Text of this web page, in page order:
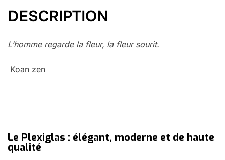
DESCRIPTION
L’homme regarde la fleur, la fleur sourit.
Koan zen
Le Plexiglas : élégant, moderne et de haute
qualité